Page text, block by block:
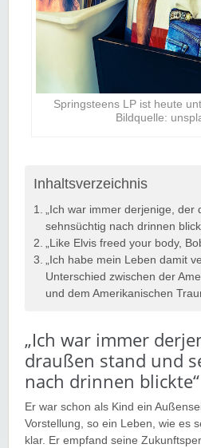
Springsteens LP ist heute
Bildquelle:
Inhaltsverzeichnis
„Ich war immer derjenige, der
sehnsüchtig nach drinnen
„Like Elvis freed your body,
„Ich habe mein Leben damit
Unterschied zwischen der
und dem Amerikanischen
„Ich war immer
draußen stand und
nach drinnen blickte“
Er war schon als Kind ein
Vorstellung, so ein Leben, wie es
klar. Er empfand seine